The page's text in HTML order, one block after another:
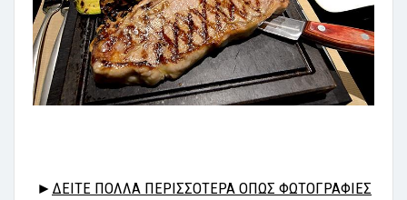
► ΔΕΙΤΕ ΠΟΛΛΑ ΠΕΡΙΣΣΟΤΕΡΑ ΟΠΩΣ ΦΩΤΟΓΡΑΦΙΕΣ